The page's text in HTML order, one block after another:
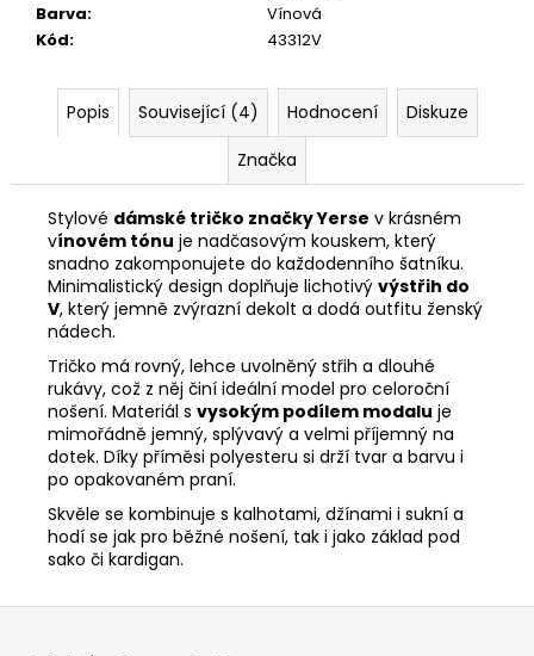
Barva:
Vínová
Kód: 43312V
Popis Související (4) Hodnocení
Diskuze
Značka
Stylové dámské tričko značky Yerse v krásném
vínovém tónu je nadčasovým kouskem, který
snadno zakomponujete do každodenního šatníku.
Minimalistický design doplňuje lichotivý výstřih do
V, který jemně zvýrazní dekolt a dodá outfitu ženský
nádech.
Tričko má rovný, lehce uvolněný střih a dlouhé
rukávy, což z něj činí ideální model pro celoroční
nošení. Materiál s vysokým podílem modalu je
mimořádně jemný, splývavý a velmi příjemný na
dotek. Díky příměsi polyesteru si drží tvar a barvu i
po opakovaném praní.
Skvěle se kombinuje s kalhotami, džínami i sukní a
hodí se jak pro běžné nošení, tak i jako základ pod
sako či kardigan.
Z